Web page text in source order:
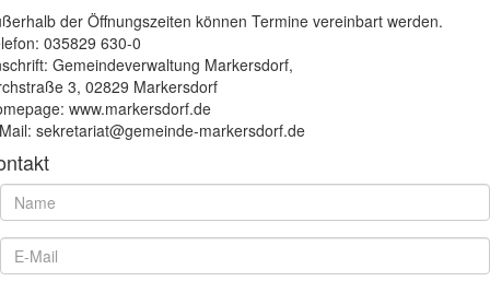
der Öffnungszeiten können Termine vereinbart werden.
035829 630-0
Gemeindeverwaltung Markersdorf,
3, 02829 Markersdorf
www.markersdorf.de
sekretariat@gemeinde-markersdorf.de